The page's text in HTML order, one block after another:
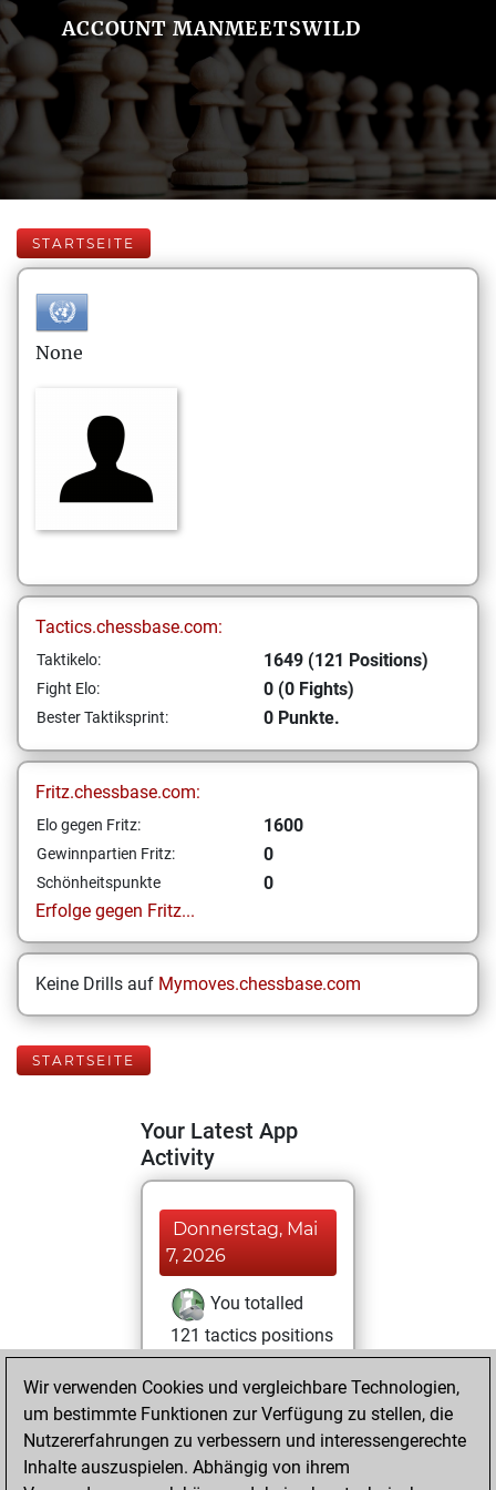
ACCOUNT MANMEETSWILD
STARTSEITE
None
Tactics.chessbase.com:
Taktikelo: 1649 (121 Positions)
Fight Elo: 0 (0 Fights)
Bester Taktiksprint: 0 Punkte.
Fritz.chessbase.com:
Elo gegen Fritz: 1600
Gewinnpartien Fritz: 0
Schönheitspunkte
0
Erfolge gegen Fritz...
Keine Drills auf Mymoves.chessbase.com
STARTSEITE
Your Latest App
Activity
Donnerstag, Mai
7, 2026
You totalled
121 tactics positions
Tactics
solved 53 tactics
positions
Wir verwenden Cookies und vergleichbare Technologien,
um bestimmte Funktionen zur Verfügung zu stellen, die
Nutzererfahrungen zu verbessern und interessengerechte
Inhalte auszuspielen. Abhängig von ihrem